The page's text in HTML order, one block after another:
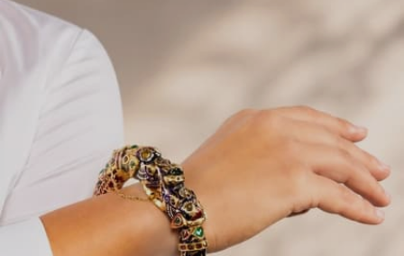
Image credits: zahairaa.india instagram